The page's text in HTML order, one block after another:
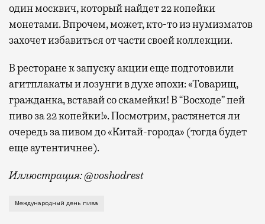
один москвич, который найдет 22 копейки
монетами. Впрочем, может, кто-то из нумизматов
захочет избавиться от части своей коллекции.
В ресторане к запуску акции еще подготовили
агитплакаты и лозунги в духе эпохи: «Товарищ,
гражданка, вставай со скамейки! В “Восходе” пей
пиво за 22 копейки!». Посмотрим, растянется ли
очередь за пивом до «Китай-города» (тогда будет
еще аутентичнее).
Иллюстрация: @voshodrest
Завтра отмечается Международный день пива (он
Международный день пива